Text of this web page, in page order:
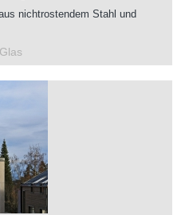
nichtrostendem Stahl und